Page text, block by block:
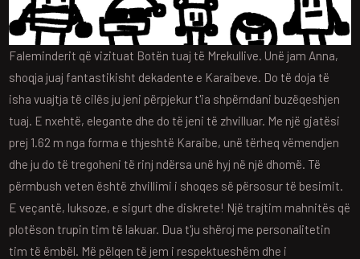
Faleminderit që vizituat Botën tuaj të Mrekullive. Unë jam Anna,
shoqja juaj fantastikisht dekadente e Karaibeve. Do të doja të
isha vuajtja të cilës ju jeni përpjekur t'ia shpërndani buzëqeshjen
tuaj. E nxehtë, elegante dhe do të jeni të zhvilluar. Me një gjatësi
prej 1.62 m nga forma e thjeshtë Karaibe, unë tërheq vëmendjen
dhe ju do të tregoheni të rinj ndërsa unë hyj në një dhomë. Të
përmbush veten është zhvillimi i shoqes së përsosur të besimit.
E veçantë, luksoze, e sigurt dhe diskrete! Një trajtim mahnitës që
plotëson trupin tim të lakuar. Dua t'ju shëroj me personalitetin
tim të ëmbël. Më pëlqen të jem i respektueshëm dhe i